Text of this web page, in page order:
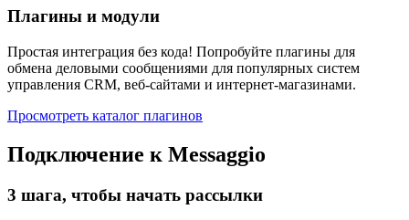
Плагины и модули
Простая интеграция без кода! Попробуйте плагины для
обмена деловыми сообщениями для популярных систем
управления CRM, веб-сайтами и интернет-магазинами.
Просмотреть каталог плагинов
Подключение к Messaggio
3 шага, чтобы начать рассылки